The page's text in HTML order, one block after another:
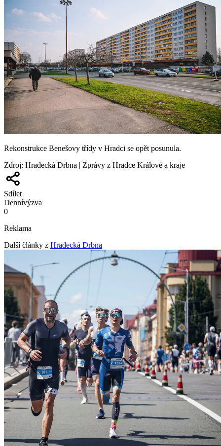
Rekonstrukce Benešovy třídy v Hradci se opět posunula.
Zdroj: Hradecká Drbna | Zprávy z Hradce Králové a kraje
Sdílet
Dennívýzva
0
Reklama
Další články z Hradecká Drbna